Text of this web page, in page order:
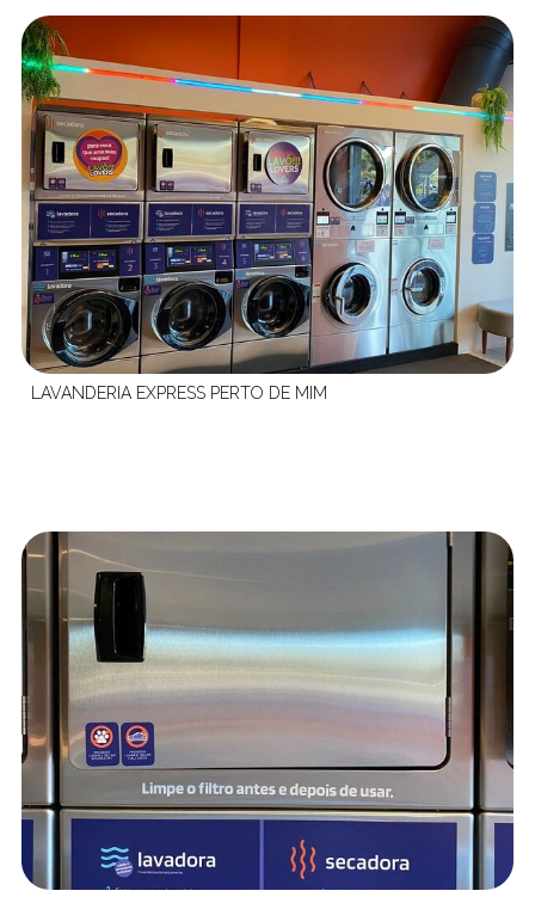
LAVANDERIA EXPRESS PERTO DE MIM